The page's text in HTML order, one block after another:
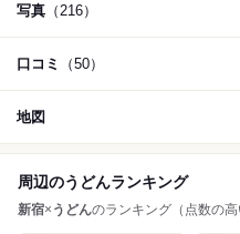
写真 （216）
口コミ （50）
地図
周辺のうどんランキング
新宿× うどんのランキング（点数の高